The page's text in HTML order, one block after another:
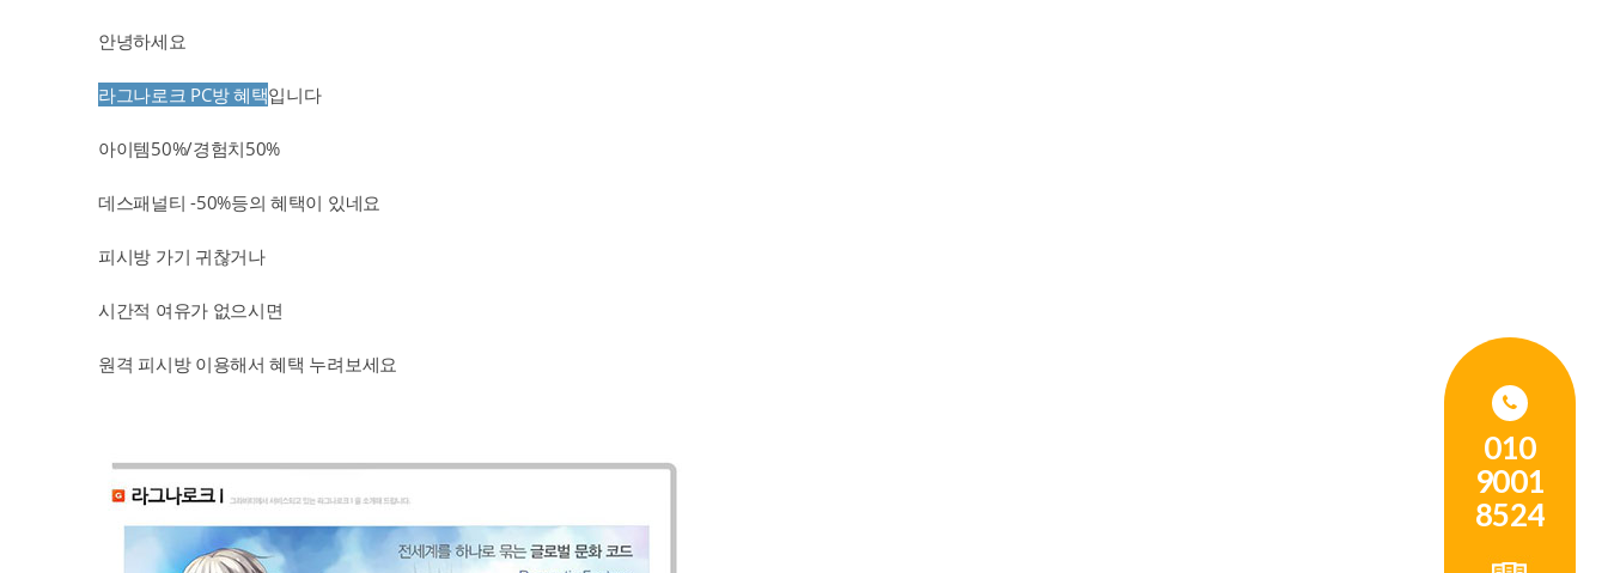
안녕하세요
라그나로크 PC방 혜택입니다
아이템50%/경험치50%
데스패널티 -50%등의 혜택이 있네요
피시방 가기 귀찮거나
시간적 여유가 없으시면
원격 피시방 이용해서 혜택 누려보세요
010
9001
8524